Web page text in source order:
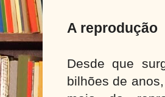
A reprodução
Desde que
bilhões de